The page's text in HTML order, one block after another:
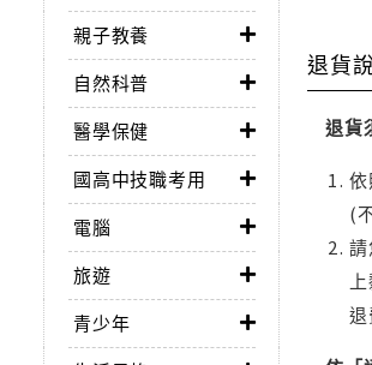
親子教養
自然科普
醫學保健
國高中技職考用
電腦
旅遊
青少年
退貨
退貨
(